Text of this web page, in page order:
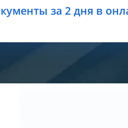
за 2 дня в
контактные
персональных